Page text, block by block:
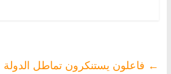
← فاعلون يستنكرون تماطل